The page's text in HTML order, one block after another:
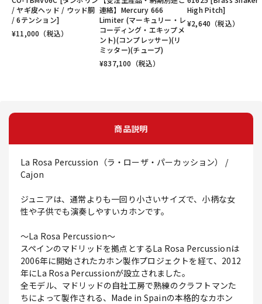
/ ヤギ皮ヘッド / ウッド胴
/ 6テンション]
¥11,000 （税込）
連絡】Mercury 666
Limiter (マーキュリー・レ
コーディング・エキップメ
ント)(コンプレッサー)(リ
ミッター)(チューブ)
¥837,100 （税込）
High Pitch]
¥2,640 （税込）
商品説明
La Rosa Percussion（ラ・ローザ・パーカッション） /
Cajon
ジュニアは、通常よりも一回り小さいサイズで、小柄な女
性や子供でも演奏しやすいカホンです。
～La Rosa Percussion～
スペインのマドリッドを拠点とするLa Rosa Percussionは
2006年に開始されたカホン製作プロジェクトを経て、2012
年にLa Rosa Percussionが設立されました。
全モデル、マドリッドの自社工房で熟練のクラフトマンた
ちによって製作される、Made in Spainの本格的なカホン